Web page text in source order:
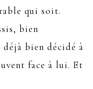
qui soit.
bien
bien décidé à
face à lui. Et